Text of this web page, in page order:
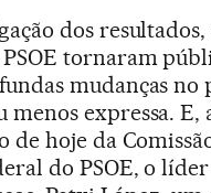
dos
tornaram
mudanças no
menos expressa. E,
de hoje da
do PSOE, o